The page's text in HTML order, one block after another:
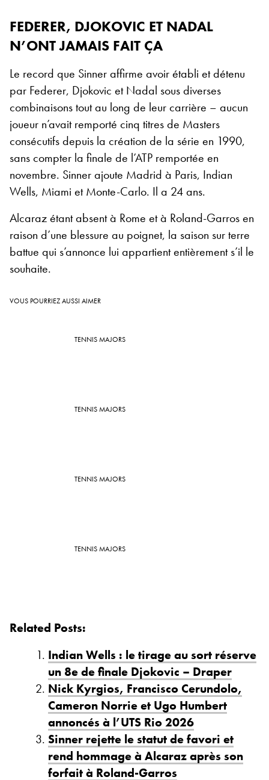
FEDERER, DJOKOVIC ET NADAL
N’ONT JAMAIS FAIT ÇA
Le record que Sinner affirme avoir établi et détenu
par Federer, Djokovic et Nadal sous diverses
combinaisons tout au long de leur carrière – aucun
joueur n’avait remporté cinq titres de Masters
consécutifs depuis la création de la série en 1990,
sans compter la finale de l’ATP remportée en
novembre. Sinner ajoute Madrid à Paris, Indian
Wells, Miami et Monte-Carlo. Il a 24 ans.
Alcaraz étant absent à Rome et à Roland-Garros en
raison d’une blessure au poignet, la saison sur terre
battue qui s’annonce lui appartient entièrement s’il le
souhaite.
VOUS POURRIEZ AUSSI AIMER
TENNIS MAJORS
TENNIS MAJORS
TENNIS MAJORS
TENNIS MAJORS
Related Posts:
Indian Wells : le tirage au sort réserve
un 8e de finale Djokovic – Draper
Nick Kyrgios, Francisco Cerundolo,
Cameron Norrie et Ugo Humbert
annoncés à l’UTS Rio 2026
Sinner rejette le statut de favori et
rend hommage à Alcaraz après son
forfait à Roland-Garros